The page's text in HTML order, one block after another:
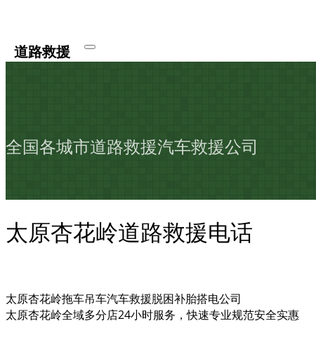
道路救援
全国各城市道路救援汽车救援公司
太原杏花岭道路救援电话
太原杏花岭拖车吊车汽车救援脱困补胎搭电公司
太原杏花岭全域多分店24小时服务，快速专业规范安全实惠